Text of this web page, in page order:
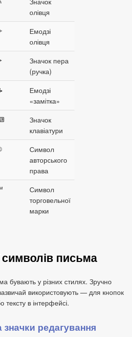
олівця
Емодзі
олівця
Значок пера
(ручка)
Емодзі
«замітка»
Значок
клавіатури
Символ
авторського
права
Символ
торговельної
марки
символів письма
бувають у різних стилях. Зручно
використовують — для кнопок
тексту в інтерфейсі.
значки редагування